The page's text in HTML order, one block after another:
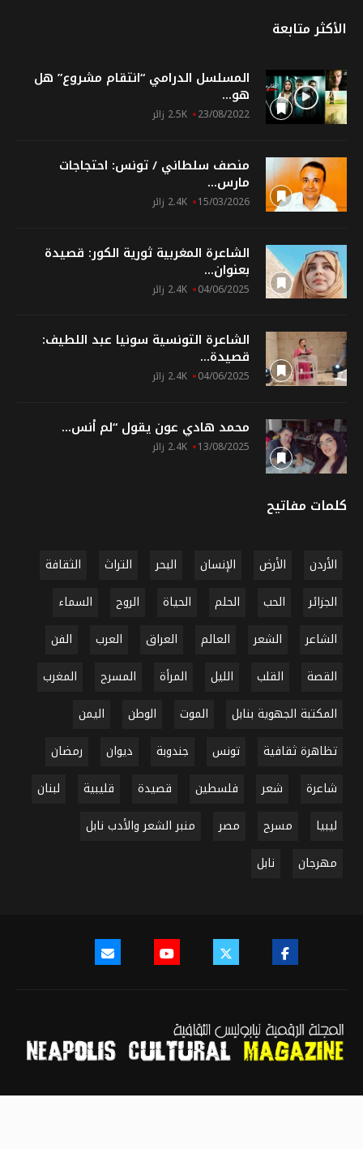
الأكثر متابعة
المسلسل الدرامي “انتقام مشروع” هل
هو...
23/08/2022 2.5K زائر
منصف سلطاني / تونس: احتجاجات
مارس...
15/03/2026 2.4K زائر
الشاعرة المغربية ثورية الكور: قصيدة
بعنوان...
04/06/2025 2.4K زائر
الشاعرة التونسية سونيا عبد اللطيف:
قصيدة...
04/06/2025 2.4K زائر
محمد هادي عون يقول “لم أنس...
13/08/2025 2.4K زائر
كلمات مفاتيح
الأردن الأرض الإنسان البحر التراث
الثقافة
الجزائر
الحب الحلم الحياة الروح
السماء
الشاعر
الشعر العالم العراق العرب
الفن
القصة
القلب الليل المرأة المسرح
المغرب
المكتبة الجهوية بنابل
الموت الوطن
اليمن
تظاهرة ثقافية
تونس جندوبة ديوان
رمضان
شاعرة
شعر فلسطين قصيدة قليبية
لبنان
ليبيا
مسرح مصر
منبر الشعر والأدب نابل
مهرجان
نابل
سياسة النشر سياسة الخصوصية